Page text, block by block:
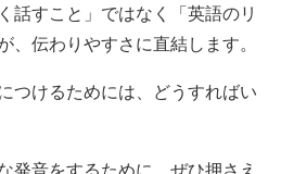
話すこと」ではなく「英語のリ
、伝わりやすさに直結します。
つけるためには、どうすればい